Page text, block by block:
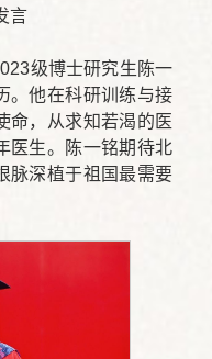
言
级博士研究生陈一
。他在科研训练与接
命，从求知若渴的医
医生。陈一铭期待北
脉深植于祖国最需要